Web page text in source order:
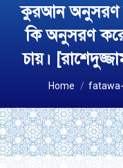
কুরআন অনুসরণ
কি অনুসরণ
চায়।
You are here:
Home